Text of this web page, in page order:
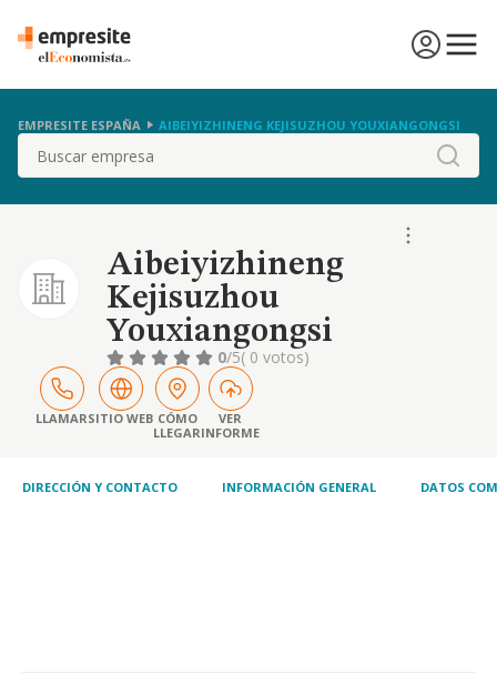
EMPRESITE ESPAÑA AIBEIYIZHINENG KEJISUZHOU YOUXIANGONGSI
Buscar
Aibeiyizhineng
Kejisuzhou
Youxiangongsi
0/5( 0 votos)
LLAMARSITIO WEB CÓMO
LLEGAR
VER
INFORME
DIRECCIÓN Y CONTACTO INFORMACIÓN GENERAL DATOS